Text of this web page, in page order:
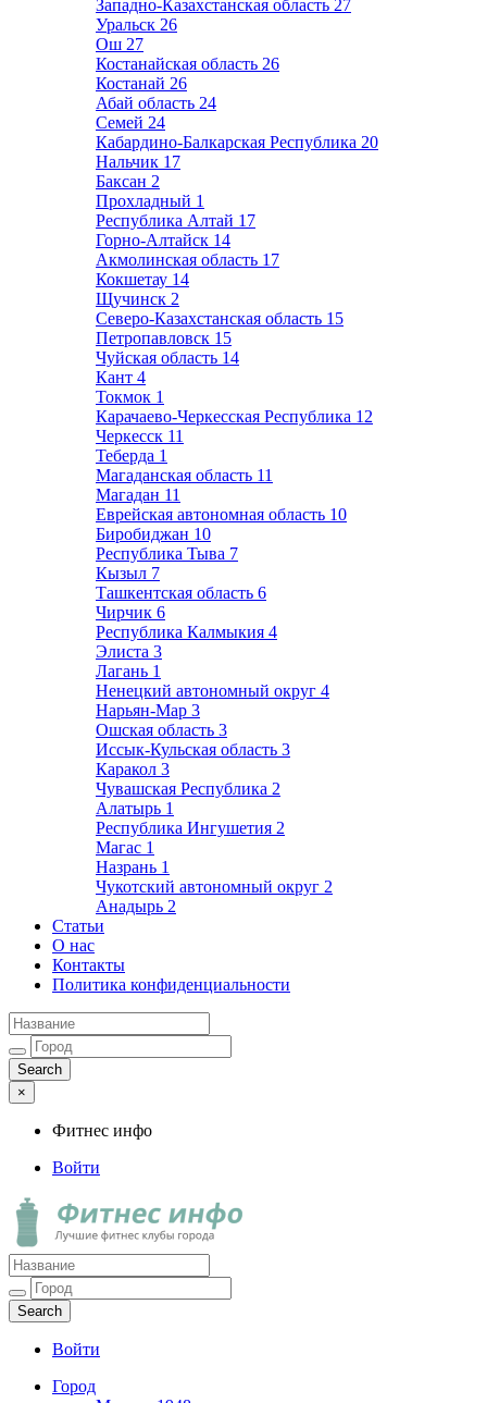
Западно-Казахстанская область 27
Уральск 26
Ош 27
Костанайская область 26
Костанай 26
Абай область 24
Семей 24
Кабардино-Балкарская Республика 20
Нальчик 17
Баксан 2
Прохладный 1
Республика Алтай 17
Горно-Алтайск 14
Акмолинская область 17
Кокшетау 14
Щучинск 2
Северо-Казахстанская область 15
Петропавловск 15
Чуйская область 14
Кант 4
Токмок 1
Карачаево-Черкесская Республика 12
Черкесск 11
Теберда 1
Магаданская область 11
Магадан 11
Еврейская автономная область 10
Биробиджан 10
Республика Тыва 7
Кызыл 7
Ташкентская область 6
Чирчик 6
Республика Калмыкия 4
Элиста 3
Лагань 1
Ненецкий автономный округ 4
Нарьян-Мар 3
Ошская область 3
Иссык-Кульская область 3
Каракол 3
Чувашская Республика 2
Алатырь 1
Республика Ингушетия 2
Магас 1
Назрань 1
Чукотский автономный округ 2
Анадырь 2
Статьи
О нас
Контакты
Политика конфиденциальности
×
Фитнес инфо
Войти
Фитнес инфо
Лучшие фитнес клубы города
Войти
Город